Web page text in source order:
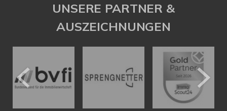
UNSERE PARTNER &
AUSZEICHNUNGEN